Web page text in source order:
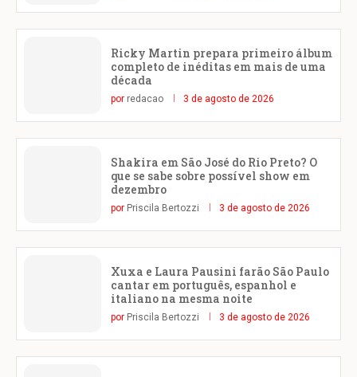
Ricky Martin prepara primeiro álbum
completo de inéditas em mais de uma
década
por redacao 3 de agosto de 2026
Shakira em São José do Rio Preto? O
que se sabe sobre possível show em
dezembro
por Priscila Bertozzi 3 de agosto de 2026
Xuxa e Laura Pausini farão São Paulo
cantar em português, espanhol e
italiano na mesma noite
por Priscila Bertozzi 3 de agosto de 2026